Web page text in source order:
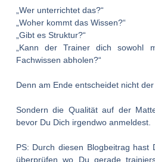
„Wer unterrichtet das?“
„Woher kommt das Wissen?“
„Gibt es Struktur?“
„Kann der Trainer dich sowohl
Fachwissen abholen?“
Denn am Ende entscheidet nicht
Sondern die Qualität auf der
bevor Du Dich irgendwo anmeldest.
PS: Durch diesen Blogbeitrag hast
überprüfen wo Du gerade